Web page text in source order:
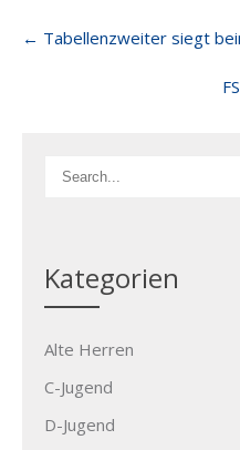
Post
navigation
← Tabellenzweiter siegt
Kategorien
Alte Herren
C-Jugend
D-Jugend